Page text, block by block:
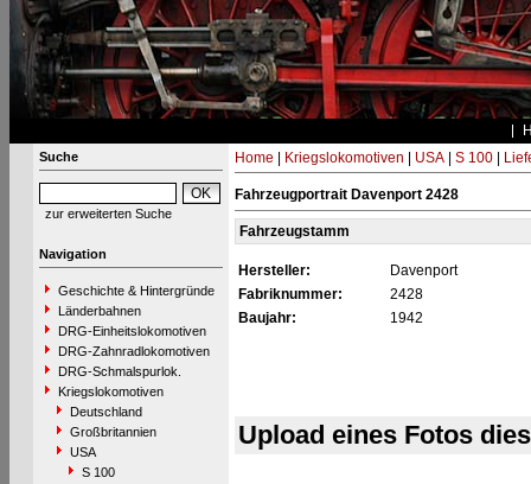
Suche
zur erweiterten Suche
Navigation
Geschichte & Hintergründe
Länderbahnen
DRG-Einheitslokomotiven
DRG-Zahnradlokomotiven
DRG-Schmalspurlok.
Kriegslokomotiven
Deutschland
Großbritannien
USA
S 100
Home Kriegslokomotiven USA| S 100|
Fahrzeugportrait Davenport 2428
Fahrzeugstamm
Hersteller:
Davenport
Fabriknummer:
2428
Baujahr:
1942
Upload eines Fotos